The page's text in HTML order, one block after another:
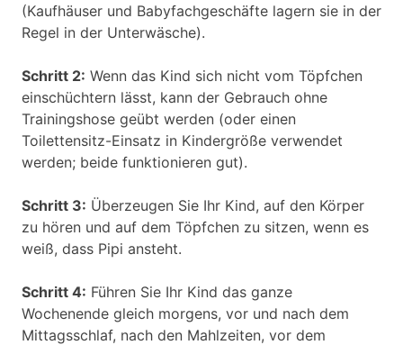
(Kaufhäuser und Babyfachgeschäfte lagern sie in der
Regel in der Unterwäsche).
Schritt 2: Wenn das Kind sich nicht vom Töpfchen
einschüchtern lässt, kann der Gebrauch ohne
Trainingshose geübt werden (oder einen
Toilettensitz-Einsatz in Kindergröße verwendet
werden; beide funktionieren gut).
Schritt 3: Überzeugen Sie Ihr Kind, auf den Körper
zu hören und auf dem Töpfchen zu sitzen, wenn es
weiß, dass Pipi ansteht.
Schritt 4: Führen Sie Ihr Kind das ganze
Wochenende gleich morgens, vor und nach dem
Mittagsschlaf, nach den Mahlzeiten, vor dem